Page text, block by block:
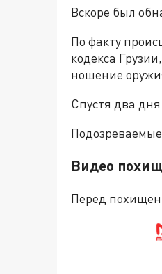
Вскоре был
По факту
кодекса
ношение
Спустя два дня
Видео
Перед